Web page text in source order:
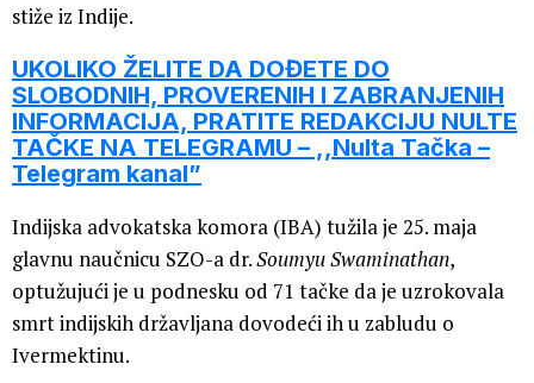
stiže iz Indije.
UKOLIKO ŽELITE DA DOĐETE DO
SLOBODNIH, PROVERENIH I ZABRANJENIH
INFORMACIJA, PRATITE REDAKCIJU NULTE
TAČKE NA TELEGRAMU – ,,Nulta Tačka –
Telegram kanal”
Indijska advokatska komora (IBA) tužila je 25. maja
glavnu naučnicu SZO-a dr.Soumyu Swaminathan,
optužujući je u podnesku od 71 tačke da je uzrokovala
smrt indijskih državljana dovodeći ih u zabludu o
Ivermektinu.